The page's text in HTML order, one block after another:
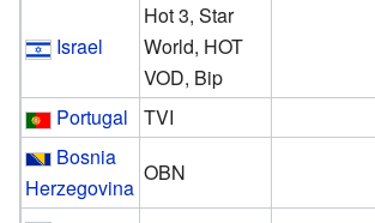
Israel
Hot 3, Star
World, HOT
VOD, Bip
Portugal
TVI
Bosnia
Herzegovina
OBN